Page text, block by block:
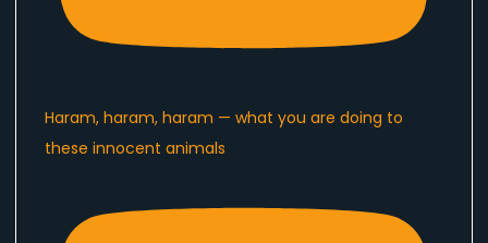
Haram, haram, haram — what you are doing to
these innocent animals